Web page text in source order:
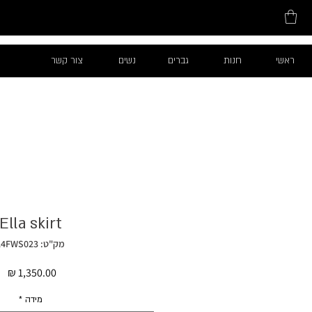
ראשי חנות גברים נשים צור קשר
skirt
מק"ט: 24FWS023
מידה *